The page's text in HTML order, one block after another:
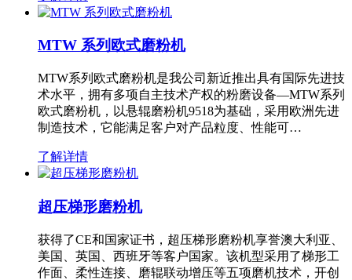
MTW 系列欧式磨粉机
MTW系列欧式磨粉机是我公司新近推出具有国际先进技
术水平，拥有多项自主技术产权的粉磨设备—MTW系列
欧式磨粉机，以悬辊磨粉机9518为基础，采用欧洲先进
制造技术，它能满足客户对产品粒度、性能可…
了解详情
超压梯形磨粉机
获得了CE和国家证书，超压梯形磨粉机享誉澳大利亚、
美国、英国、西班牙等客户国家。该机型采用了梯形工
作面、柔性连接、磨辊联动增压等五项磨机技术，开创